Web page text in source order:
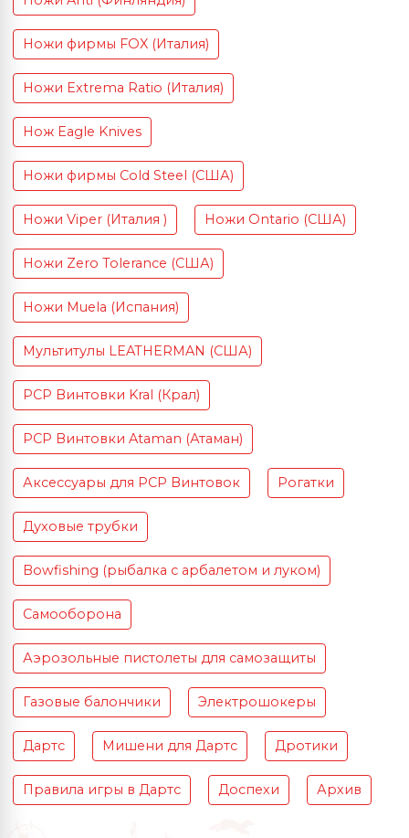
Ножи фирмы FOX (Италия)
Ножи Extrema Ratio (Италия)
Нож Eagle Knives
Ножи фирмы Cold Steel (США)
Ножи Viper (Италия ) Ножи Ontario (США)
Ножи Zero Tolerance (США)
Ножи Muela (Испания)
Мультитулы LEATHERMAN (США)
PCP Винтовки Kral (Крал)
PCP Винтовки Ataman (Атаман)
Аксессуары для PCP Винтовок Рогатки
Духовые трубки
Bowfishing (рыбалка с арбалетом и луком)
Самооборона
Аэрозольные пистолеты для самозащиты
Газовые балончики Электрошокеры
Дартс Мишени для Дартс Дротики
Правила игры в Дартс Доспехи Архив